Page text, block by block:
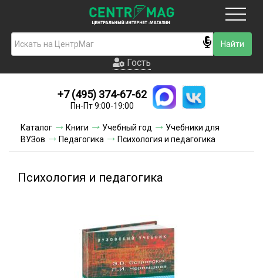
Гость
Новинки
Условия доставки
Контакты
Гость
+7 (495) 374-67-62
Пн-Пт 9:00-19:00
Каталог Книги Учебный год
Учебники для
ВУЗов
Педагогика Психология и педагогика
Психология и педагогика